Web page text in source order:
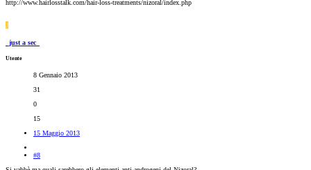
http://www.hairlosstalk.com/hair-loss-treatments/nizoral/index.php
J
_just a sec_
Utente
8 Gennaio 2013
31
0
15
15 Maggio 2013
#8